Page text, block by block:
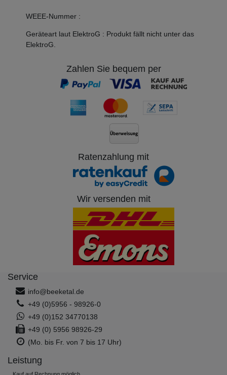
WEEE-Nummer :
Geräteart laut ElektroG : Produkt fällt nicht unter das
ElektroG.
Zahlen Sie bequem per
Ratenzahlung mit
Wir versenden mit
Service
info@beeketal.de
+49 (0)5956 - 98926-0
+49 (0)152 34770138
+49 (0) 5956 98926-29
(Mo. bis Fr. von 7 bis 17 Uhr)
Leistung